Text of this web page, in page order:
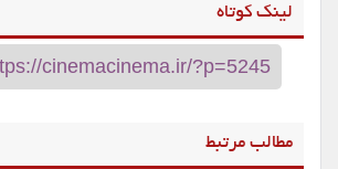
لینک کوتاه
مطالب مرتبط